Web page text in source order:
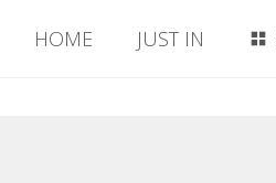
HOME JUST IN